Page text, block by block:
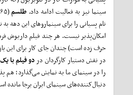
سینما نیز به فعالیت ادامه داد. طلسم
نام پسیانی را برای سینمارو‌های این دهه
امکان‌پذیر نیست. هر چند فیلم داریوش
حرف زده است) چندان جای کار برای این
در نقش دستیار کارگردان در دو فیلم با
را در سینمای ما به نمایش می‌گذارد؛ هم
دنبال‌کننده‌های سینمای ایران برجا مانده